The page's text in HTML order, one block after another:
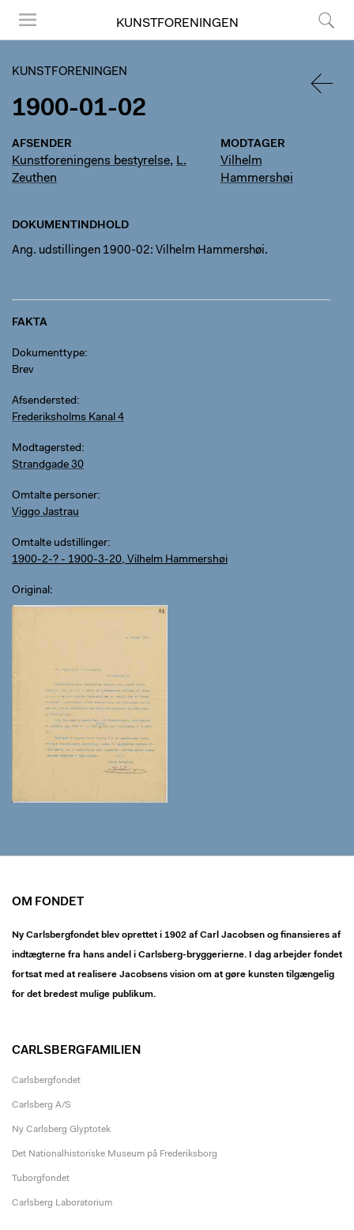
KUNSTFORENINGEN
KUNSTFORENINGEN
1900-01-02
AFSENDER
Kunstforeningens bestyrelse, L.
Zeuthen
MODTAGER
Vilhelm
Hammershøi
DOKUMENTINDHOLD
Ang. udstillingen 1900-02: Vilhelm Hammershøi.
FAKTA
Dokumenttype
Brev
Afsendersted
Frederiksholms Kanal 4
Modtagersted
Strandgade 30
Omtalte personer
Viggo Jastrau
Omtalte udstillinger
1900-2-? - 1900-3-20, Vilhelm Hammershøi
Original
OM FONDET
Ny Carlsbergfondet blev oprettet i 1902 af Carl Jacobsen og finansieres af
indtægterne fra hans andel i Carlsberg-bryggerierne. I dag arbejder fondet
fortsat med at realisere Jacobsens vision om at gøre kunsten tilgængelig
for det bredest mulige publikum.
CARLSBERGFAMILIEN
Carlsbergfondet
Carlsberg A/S
Ny Carlsberg Glyptotek
Det Nationalhistoriske Museum på Frederiksborg
Tuborgfondet
Carlsberg Laboratorium